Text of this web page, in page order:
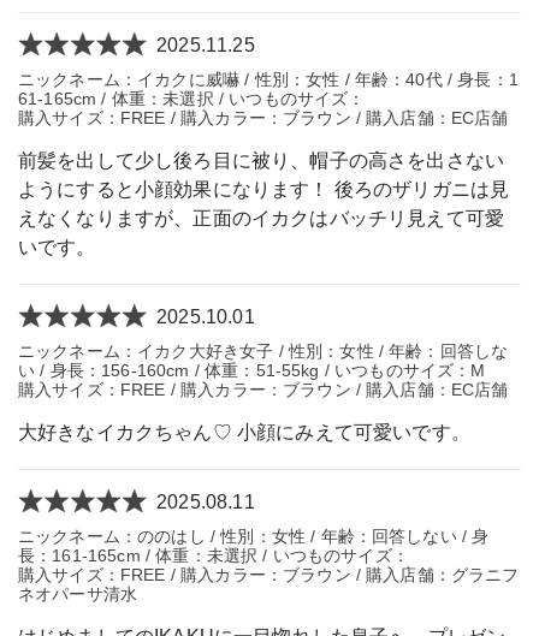
2025.11.25
ニックネーム：イカクに威嚇 / 性別：女性 / 年齢：40代 / 身長：1
61-165cm / 体重：未選択 / いつものサイズ：
購入サイズ：FREE / 購入カラー：ブラウン / 購入店舗：EC店舗
前髪を出して少し後ろ目に被り、帽子の高さを出さない
ようにすると小顔効果になります！ 後ろのザリガニは見
えなくなりますが、正面のイカクはバッチリ見えて可愛
いです。
2025.10.01
ニックネーム：イカク大好き女子 / 性別：女性 / 年齢：回答しな
い / 身長：156-160cm / 体重：51-55kg / いつものサイズ：M
購入サイズ：FREE / 購入カラー：ブラウン / 購入店舗：EC店舗
大好きなイカクちゃん♡ 小顔にみえて可愛いです。
2025.08.11
ニックネーム：ののはし / 性別：女性 / 年齢：回答しない / 身
長：161-165cm / 体重：未選択 / いつものサイズ：
購入サイズ：FREE / 購入カラー：ブラウン / 購入店舗：グラニフ
ネオパーサ清水